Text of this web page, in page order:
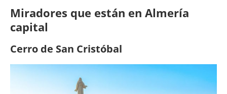
Miradores que están en Almería
capital
Cerro de San Cristóbal